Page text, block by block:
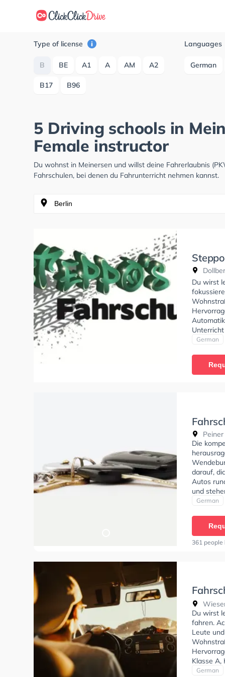
Type of license
B BE A1 A AM A2
B17 B96
Languages
German
5 Driving schools in
Female instructor
Du wohnst in Meinersen und willst deine Fahrerlaubnis
Fahrschulen, bei denen du Fahrunterricht nehmen kannst.
Du wirst
German
Die
darauf,
Autos
und
um
Klasse
Sie
German
361 people
Du wirst
fahren.
Leute
Klasse A,
Klasse
German